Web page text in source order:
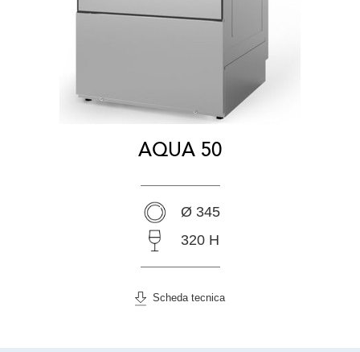
AQUA 50
Ø 345
320 H
Scheda tecnica